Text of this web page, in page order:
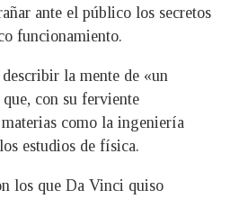
ante el público los secretos
funcionamiento.
la mente de «un
con su ferviente
como la ingeniería
estudios de física.
los que Da Vinci quiso